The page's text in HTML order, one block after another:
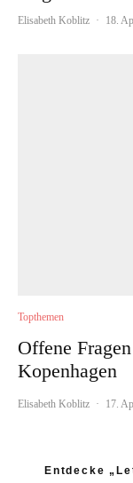
Elisabeth Koblitz · 18.
Topthemen
Offene
Kopenhagen
Elisabeth Koblitz · 17.
Entdecke